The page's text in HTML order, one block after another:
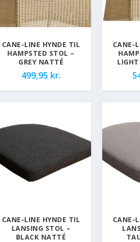
CANE-LINE HYNDE TIL
HAMPSTED STOL –
GREY NATTÉ
499,95 kr.
CANE-
CANE-LINE HYNDE TIL
LANSING STOL –
BLACK NATTÉ
CANE-